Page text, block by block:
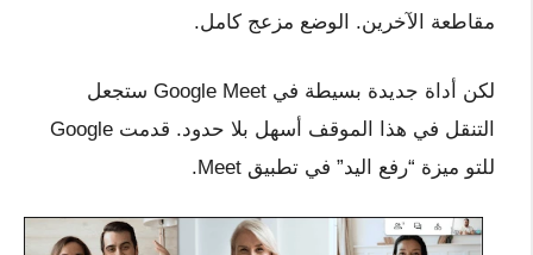
مقاطعة الآخرين. الوضع مزعج كامل.
لكن أداة جديدة بسيطة في Google Meet ستجعل
التنقل في هذا الموقف أسهل بلا حدود. قدمت Google
للتو ميزة “رفع اليد” في تطبيق Meet.